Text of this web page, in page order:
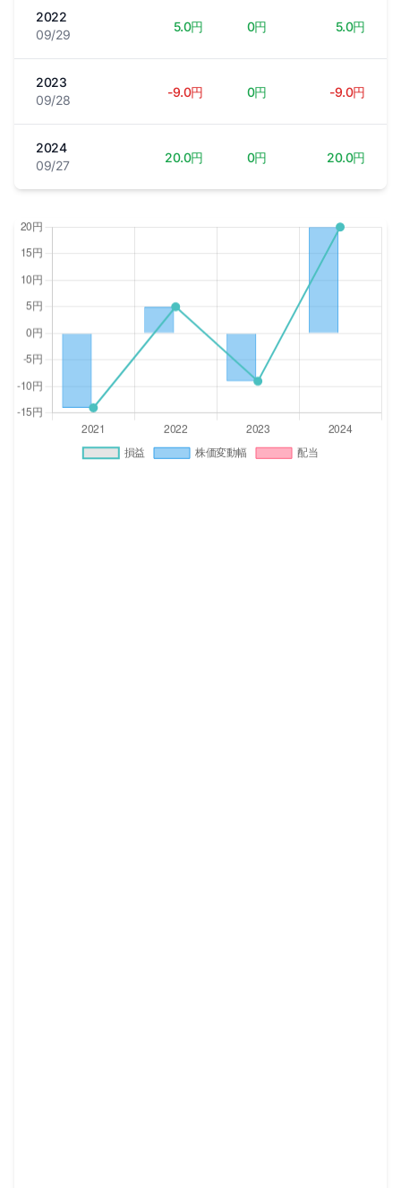
2022
09/29
5.0円 0円 5.0円
2023
09/28
-9.0円 0円 -9.0円
2024
09/27
20.0円 0円 20.0円